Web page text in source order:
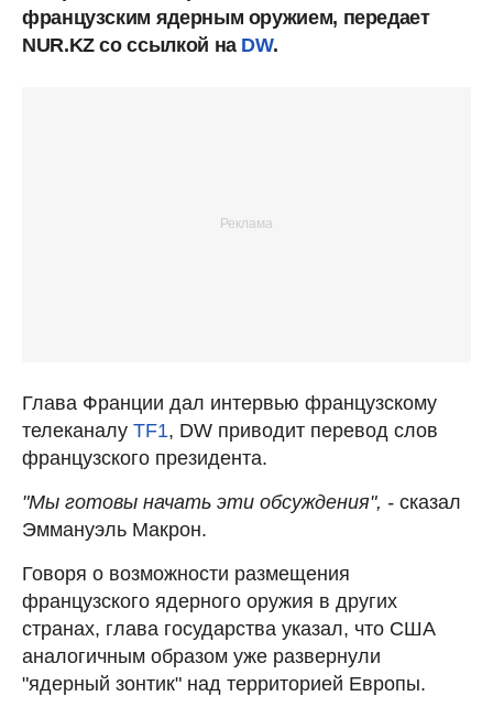
французским ядерным оружием, передает
NUR.KZ со ссылкой на DW.
Глава Франции дал интервью французскому
телеканалу TF1, DW приводит перевод слов
французского президента.
"Мы готовы начать эти обсуждения", - сказал
Эммануэль Макрон.
Говоря о возможности размещения
французского ядерного оружия в других
странах, глава государства указал, что США
аналогичным образом уже развернули
"ядерный зонтик" над территорией Европы.